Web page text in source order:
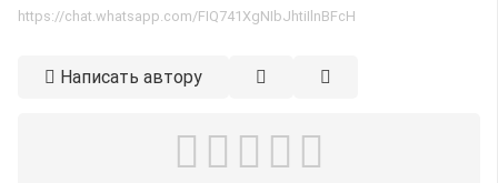
https://chat.whatsapp.com/FIQ741XgNIbJhtiIlnBFcH
Написать автору